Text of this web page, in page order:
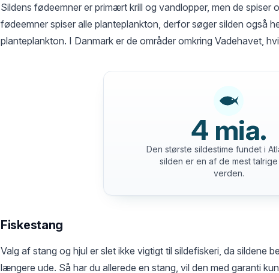
Sildens fødeemner er primært krill og vandlopper, men de
fødeemner spiser alle planteplankton, derfor søger silden også
planteplankton. I Danmark er de områder omkring Vadehavet,
4 mia.
Den største sildestime fundet i
silden er en af de mest
verden.
Fiskestang
Valg af stang og hjul er slet ikke vigtigt til sildefiskeri, da sildene
længere ude. Så har du allerede en stang, vil den med garanti